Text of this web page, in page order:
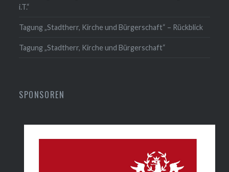
i.T.“
Tagung „Stadtherr, Kirche und Bürgerschaft“ – Rückblick
Tagung „Stadtherr, Kirche und Bürgerschaft“
SPONSOREN